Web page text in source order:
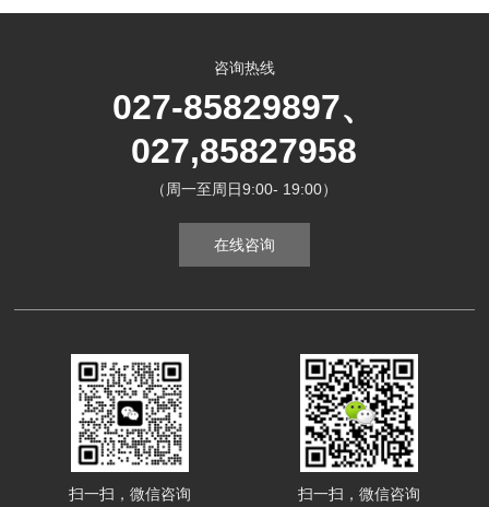
咨询热线
027-85829897、
027,85827958
（周一至周日9:00- 19:00）
在线咨询
扫一扫，微信咨询 扫一扫，微信咨询